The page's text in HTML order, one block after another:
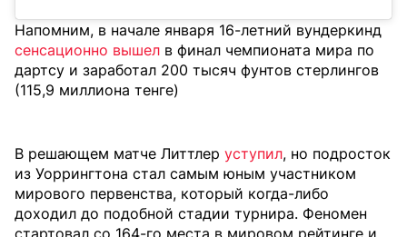
Напомним, в начале января 16-летний вундеркинд
сенсационно вышел в финал чемпионата мира по
дартсу и заработал 200 тысяч фунтов стерлингов
(115,9 миллиона тенге)
В решающем матче Литтлер уступил, но подросток
из Уоррингтона стал самым юным участником
мирового первенства, который когда-либо
доходил до подобной стадии турнира. Феномен